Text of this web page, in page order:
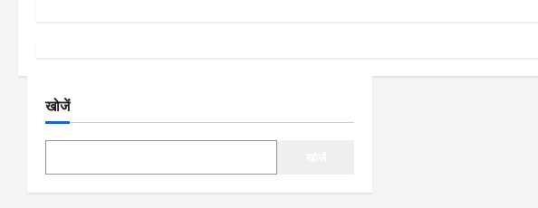
श
न
खोजें